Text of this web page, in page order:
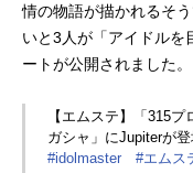
情の物語が描かれるそ
いと3人が「アイドルを
ートが公開されました。
【エムステ】「315
ガシャ」にJupiterが
#idolmaster
#エムス